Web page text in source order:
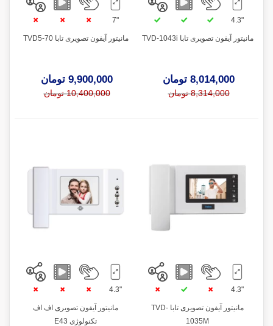
"4.3
مانیتور آیفون تصویری تابا TVD-1043i
8,014,000 تومان
8,314,000 تومان
"7
مانیتور آیفون تصویری تابا TVD5-70
9,900,000 تومان
10,400,000 تومان
"4.3
مانیتور آیفون تصویری تابا TVD-
1035M
"4.3
مانیتور آیفون تصویری اف اف
تکنولوژی E43